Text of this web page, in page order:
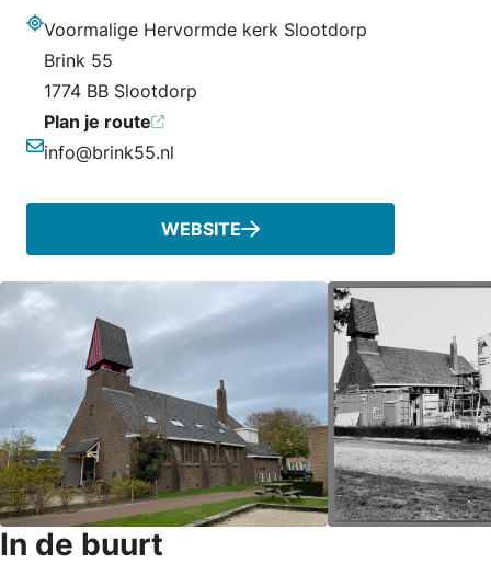
Voormalige Hervormde kerk Slootdorp
Brink 55
1774 BB Slootdorp
Plan je route
E-mailadres
info@brink55.nl
WEBSITE
In de buurt